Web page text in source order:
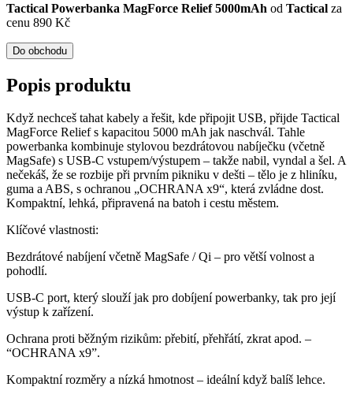
Tactical Powerbanka MagForce Relief 5000mAh od Tactical za
cenu 890 Kč
Do obchodu
Popis produktu
Když nechceš tahat kabely a řešit, kde připojit USB, přijde Tactical
MagForce Relief s kapacitou 5000 mAh jak naschvál. Tahle
powerbanka kombinuje stylovou bezdrátovou nabíječku (včetně
MagSafe) s USB‑C vstupem/výstupem – takže nabil, vyndal a šel. A
nečekáš, že se rozbije při prvním pikniku v dešti – tělo je z hliníku,
guma a ABS, s ochranou „OCHRANA x9“, která zvládne dost.
Kompaktní, lehká, připravená na batoh i cestu městem.
Klíčové vlastnosti:
Bezdrátové nabíjení včetně MagSafe / Qi – pro větší volnost a
pohodlí.
USB‑C port, který slouží jak pro dobíjení powerbanky, tak pro její
výstup k zařízení.
Ochrana proti běžným rizikům: přebití, přehřátí, zkrat apod. –
“OCHRANA x9”.
Kompaktní rozměry a nízká hmotnost – ideální když balíš lehce.